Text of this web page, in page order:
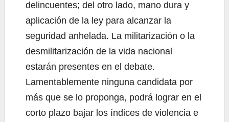
delincuentes; del otro lado, mano dura y
aplicación de la ley para alcanzar la
seguridad anhelada. La militarización o la
desmilitarización de la vida nacional
estarán presentes en el debate.
Lamentablemente ninguna candidata por
más que se lo proponga, podrá lograr en el
corto plazo bajar los índices de violencia e